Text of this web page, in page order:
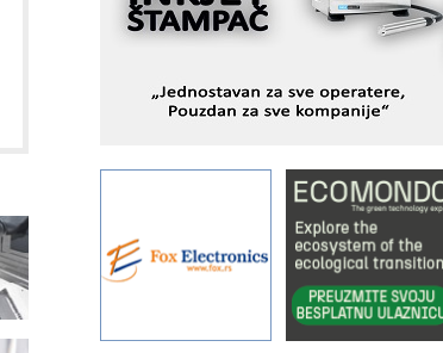
kontrole kvaliteta
sistema
YAMADA pumpe – japanska
Filtration Group Industrial – Napredna
rešenja za filtraciju u hidrauličkim i
procesnim sistemima
Art Utopia Studio – vizuelne priče
industrije i biznisa
RILINEX kompanije Rittal